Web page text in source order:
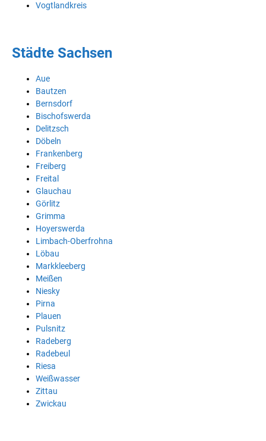
Vogtlandkreis
Städte Sachsen
Aue
Bautzen
Bernsdorf
Bischofswerda
Delitzsch
Döbeln
Frankenberg
Freiberg
Freital
Glauchau
Görlitz
Grimma
Hoyerswerda
Limbach-Oberfrohna
Löbau
Markkleeberg
Meißen
Niesky
Pirna
Plauen
Pulsnitz
Radeberg
Radebeul
Riesa
Weißwasser
Zittau
Zwickau